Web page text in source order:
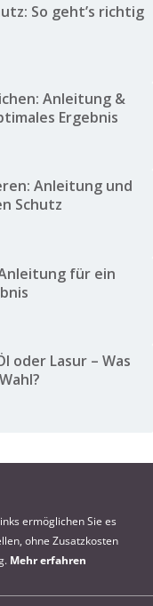
So geht’s richtig
Anleitung &
Ergebnis
Anleitung und
Schutz
für ein
oder Lasur – Was
ermöglichen Sie es
ohne Zusatzkosten
Mehr erfahren